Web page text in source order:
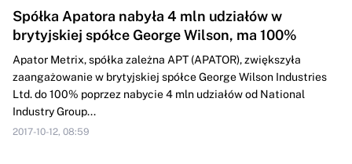
Spółka Apatora nabyła 4 mln udziałów w
brytyjskiej spółce George Wilson, ma 100%
Apator Metrix, spółka zależna APT (APATOR), zwiększyła
zaangażowanie w brytyjskiej spółce George Wilson Industries
Ltd. do 100% poprzez nabycie 4 mln udziałów od National
Industry Group...
2017-10-12, 08:59